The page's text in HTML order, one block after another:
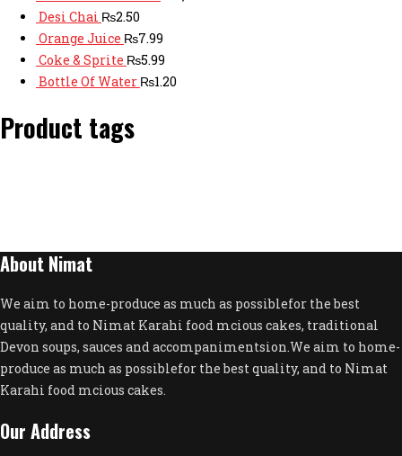
Desi Chai ₨2.50
Orange Juice ₨7.99
Coke & Sprite ₨5.99
Bottle Of Water ₨1.20
Product tags
About Nimat
We aim to home-produce as much as possiblefor the best
quality, and to Nimat Karahi food mcious cakes, traditional
Devon soups, sauces and accompanimentsion.We aim to home-
produce as much as possiblefor the best quality, and to Nimat
Karahi food mcious cakes.
Our Address